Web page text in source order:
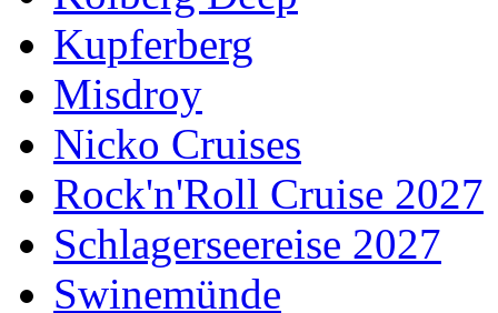
Kupferberg
Misdroy
Nicko Cruises
Rock'n'Roll Cruise 2027
Schlagerseereise 2027
Swinemünde